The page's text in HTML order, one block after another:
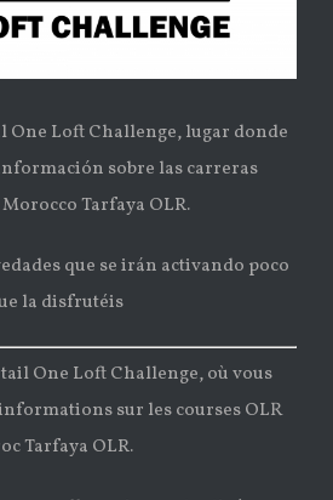
One Loft Challenge, lugar donde
sobre las carreras
Tarfaya OLR.
que se irán activando poco
la disfrutéis
One Loft Challenge, où vous
sur les courses OLR
Tarfaya OLR.